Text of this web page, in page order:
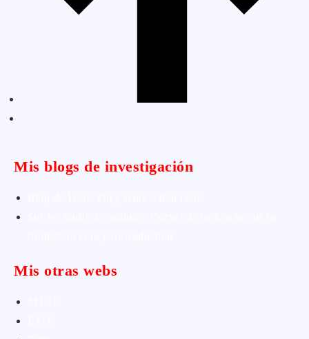
Mis blogs de investigación
Mis otras webs